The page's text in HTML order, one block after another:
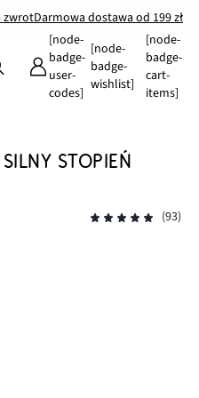
zwrotDarmowa dostawa od 199 zł
[node-
badge-
user-
codes]
[node-
badge-
wishlist]
[node-
badge-
cart-
items]
STOPIEŃ
(93)